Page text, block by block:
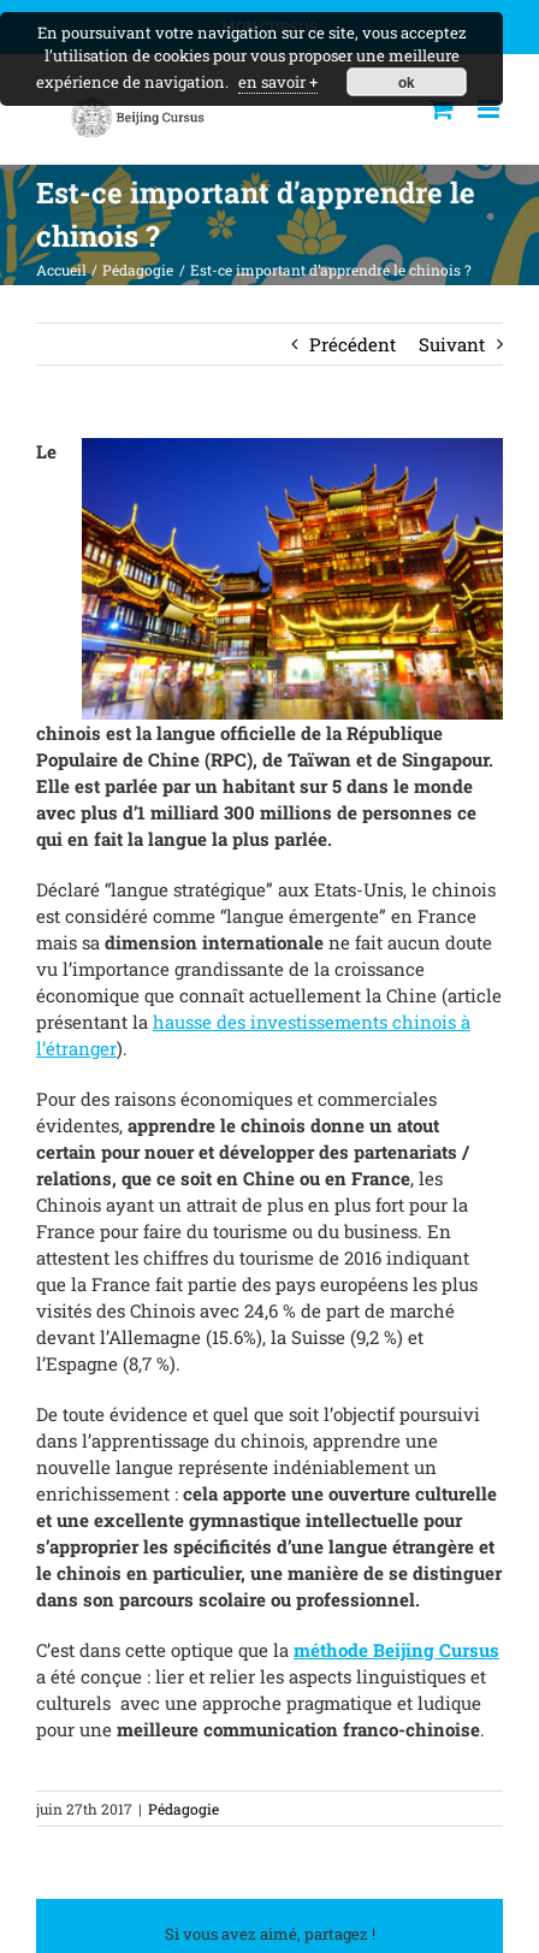
Skip
content
MON CURSUS
Est-ce important d’apprendre le
chinois ?
Accueil Pédagogie Est-ce important d’apprendre le chinois ?
Précédent Suivant
Le
chinois est la langue officielle de la République
Populaire de Chine (RPC), de Taïwan et de Singapour.
Elle est parlée par un habitant sur 5 dans le monde
avec plus d’1 milliard 300 millions de personnes ce
qui en fait la langue la plus parlée.
Déclaré “langue stratégique” aux Etats-Unis, le chinois
est considéré comme “langue émergente” en France
mais sa dimension internationalene fait aucun doute
vu l’importance grandissante de la croissance
économique que connaît actuellement la Chine (article
présentant la hausse des investissements chinois à
l’étranger).
Pour des raisons économiques et commerciales
évidentes, apprendre le chinois donne un atout
certain pour nouer et développer des partenariats /
relations, que ce soit en Chine ou en France, les
Chinois ayant un attrait de plus en plus fort pour la
France pour faire du tourisme ou du business. En
attestent les chiffres du tourisme de 2016 indiquant
que la France fait partie des pays européens les plus
visités des Chinois avec 24,6 % de part de marché
devant l’Allemagne (15.6%), la Suisse (9,2 %) et
l’Espagne (8,7 %).
De toute évidence et quel que soit l’objectif poursuivi
dans l’apprentissage du chinois, apprendre une
nouvelle langue représente indéniablement un
enrichissement : cela apporte une ouverture culturelle
et une excellente gymnastique intellectuelle pour
s’approprier les spécificités d’une langue étrangère et
le chinois en particulier, une manière de se distinguer
dans son parcours scolaire ou professionnel.
C’est dans cette optique que la méthode Beijing Cursus
a été conçue : lier et relier les aspects linguistiques et
culturels avec une approche pragmatique et ludique
pour une meilleure communication franco-chinoise.
juin 27th 2017 | Pédagogie
Si vous avez aimé, partagez !
En poursuivant votre navigation sur ce site, vous acceptez
l’utilisation de cookies pour vous proposer une meilleure
expérience de navigation. en savoir + ok